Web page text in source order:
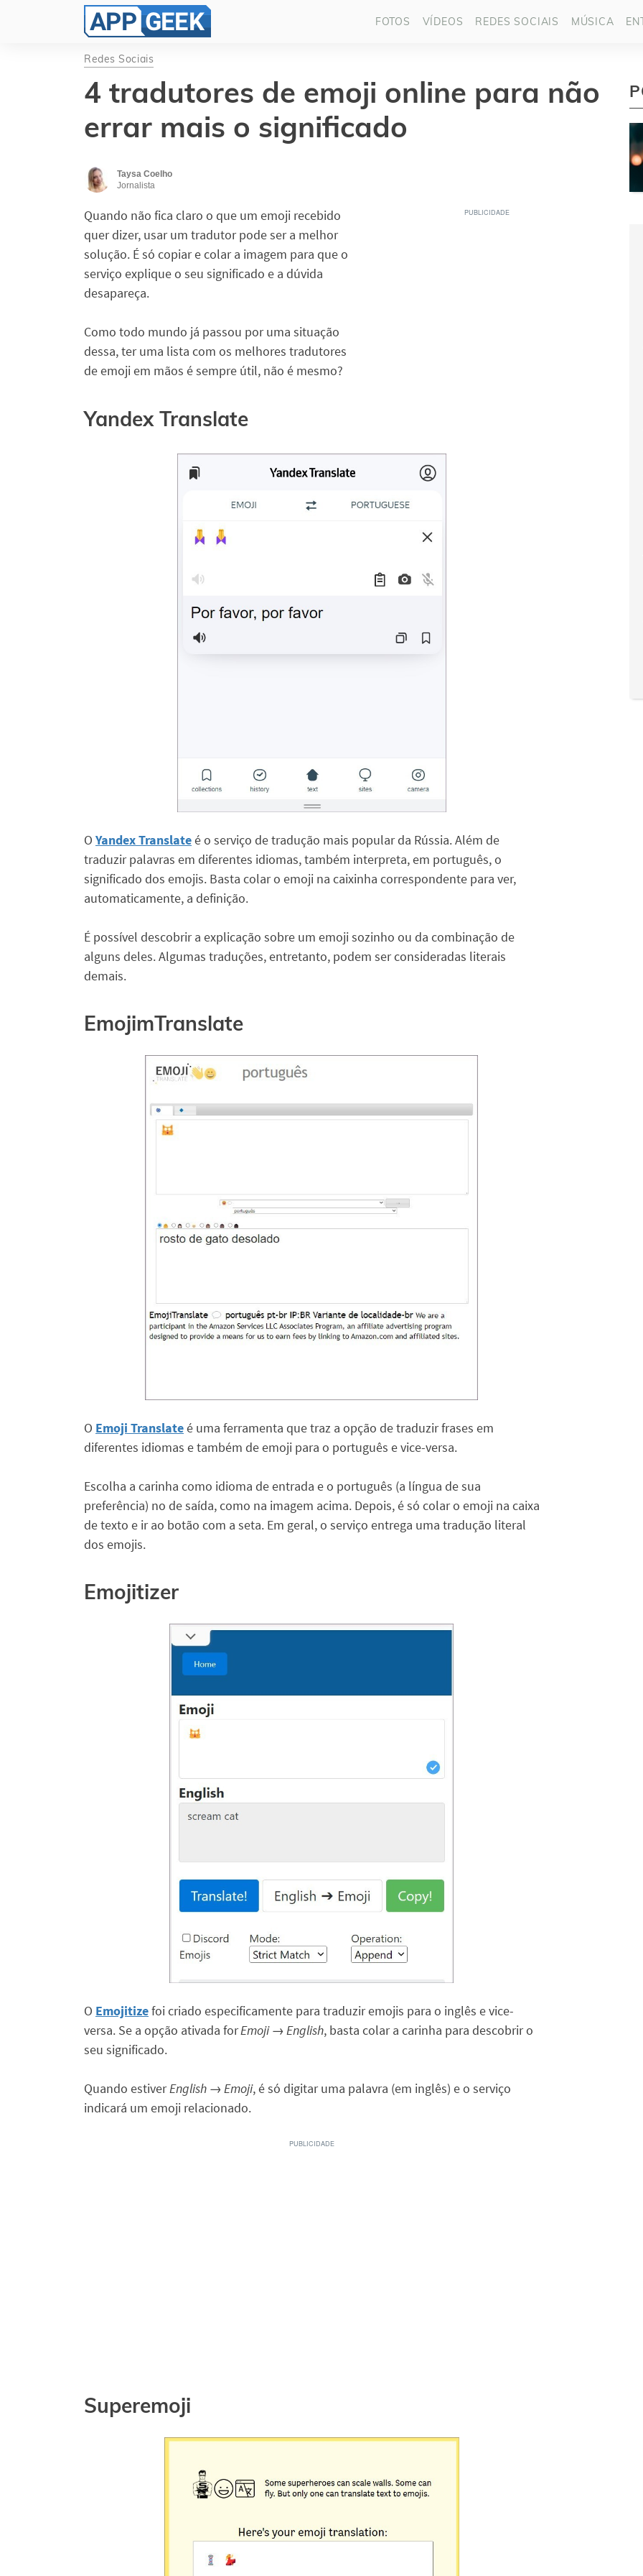
FOTOS VÍDEOS REDES SOCIAIS MÚSICA
Redes Sociais
4 tradutores de emoji online para não
errar mais o significado
Taysa Coelho
Jornalista
Quando não fica claro o que um emoji recebido
quer dizer, usar um tradutor pode ser a melhor
solução. É só copiar e colar a imagem para que o
serviço explique o seu significado e a dúvida
desapareça.
Como todo mundo já passou por uma situação
dessa, ter uma lista com os melhores tradutores
de emoji em mãos é sempre útil, não é mesmo?
Yandex Translate
O Yandex Translateé o serviço de tradução mais popular da Rússia. Além de
traduzir palavras em diferentes idiomas, também interpreta, em português, o
significado dos emojis. Basta colar o emoji na caixinha correspondente para ver,
automaticamente, a definição.
É possível descobrir a explicação sobre um emoji sozinho ou da combinação de
alguns deles. Algumas traduções, entretanto, podem ser consideradas literais
demais.
EmojimTranslate
O Emoji Translateé uma ferramenta que traz a opção de traduzir frases em
diferentes idiomas e também de emoji para o português e vice-versa.
Escolha a carinha como idioma de entrada e o português (a língua de sua
preferência) no de saída, como na imagem acima. Depois, é só colar o emoji na caixa
de texto e ir ao botão com a seta. Em geral, o serviço entrega uma tradução literal
dos emojis.
Emojitizer
O Emojitizefoi criado especificamente para traduzir emojis para o inglês e vice-
versa. Se a opção ativada forEmoji → English, basta colar a carinha para descobrir o
seu significado.
Quando estiverEnglish → Emoji, é só digitar uma palavra (em inglês) e o serviço
indicará um emoji relacionado.
Superemoji